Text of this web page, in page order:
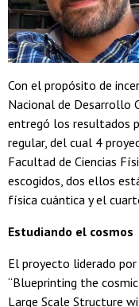
Con el propósito de
Nacional de Desarrollo
entregó los resultados
regular, del cual 4
Facultad de Ciencias
escogidos, dos ellos
física cuántica y el
Estudiando el cosmos
El proyecto liderado
“Blueprinting the
Large Scale Structure